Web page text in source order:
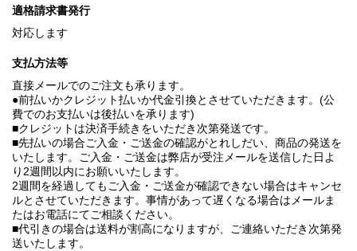
適格請求書発行
対応します
支払方法等
直接メールでのご注文も承ります。
●前払いかクレジット払いか代金引換とさせていただきます。(公
費でのお支払いは後払いを承ります)
■クレジットは決済手続きをいただき次第発送です。
■先払いの場合ご入金・ご送金の確認がとれしだい、商品の発送を
いたします。ご入金・ご送金は弊店が受注メールを送信した日よ
り2週間以内にお願いいたします。
2週間を経過してもご入金・ご送金が確認できない場合はキャンセ
ルとさせていただきます。事情があって遅くなる場合はメールま
たはお電話にてご相談ください。
■代引きの場合は送料が割高になりますが、ご連絡いただき次第発
送いたします。